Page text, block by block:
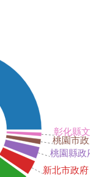
新北市政府
桃園縣政府
桃園市政
彰化縣文